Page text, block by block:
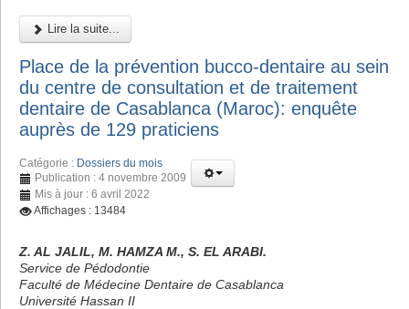
Lire la suite...
Place de la prévention bucco-dentaire au sein
du centre de consultation et de traitement
dentaire de Casablanca (Maroc): enquête
auprès de 129 praticiens
Catégorie : Dossiers du mois
Publication : 4 novembre 2009
Mis à jour : 6 avril 2022
Affichages : 13484
Z. AL JALIL, M. HAMZA M., S. EL ARABI.
Service de Pédodontie
Faculté de Médecine Dentaire de Casablanca
Université Hassan II